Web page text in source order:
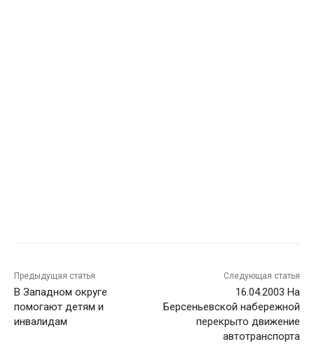
Предыдущая статья
В Западном округе
помогают детям и
инвалидам
Следующая статья
16.04.2003 На
Берсеньевской набережной
перекрыто движение
автотранспорта